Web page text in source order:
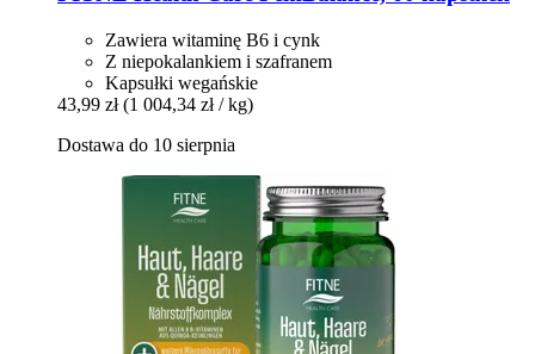
Zawiera witaminę B6 i cynk
Z niepokalankiem i szafranem
Kapsułki wegańskie
43,99 zł (1 004,34 zł / kg)
Dostawa do 10 sierpnia